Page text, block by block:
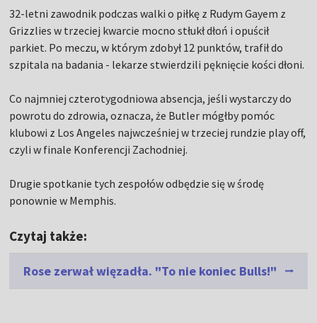
32-letni zawodnik podczas walki o piłkę z Rudym Gayem z
Grizzlies w trzeciej kwarcie mocno stłukł dłoń i opuścił
parkiet. Po meczu, w którym zdobył 12 punktów, trafił do
szpitala na badania - lekarze stwierdzili pęknięcie kości dłoni.
Co najmniej czterotygodniowa absencja, jeśli wystarczy do
powrotu do zdrowia, oznacza, że Butler mógłby pomóc
klubowi z Los Angeles najwcześniej w trzeciej rundzie play off,
czyli w finale Konferencji Zachodniej.
Drugie spotkanie tych zespołów odbędzie się w środę
ponownie w Memphis.
Czytaj także:
Rose zerwał więzadła. "To nie koniec Bulls!"